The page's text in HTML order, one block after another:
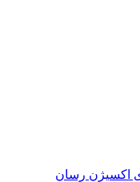
اکسیژن رسان